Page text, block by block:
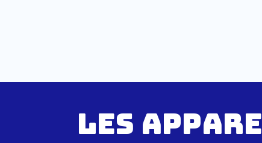
LES